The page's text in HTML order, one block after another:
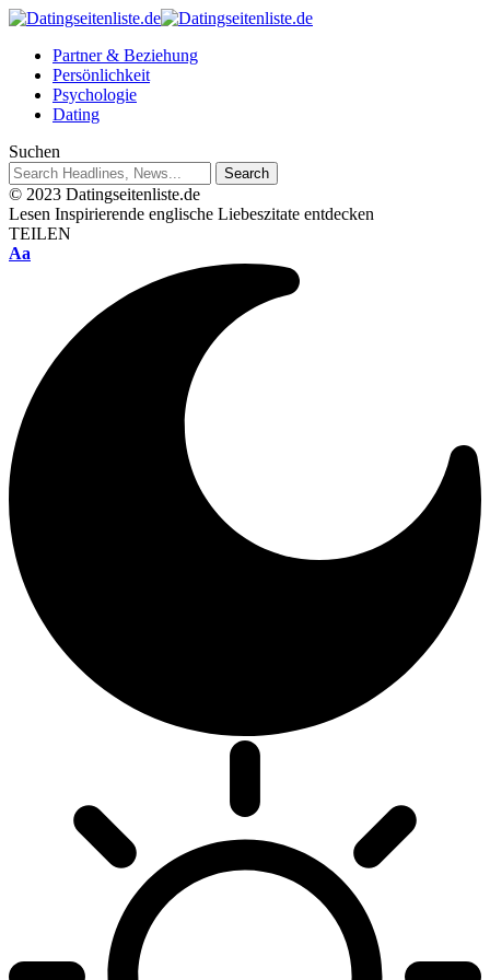
Partner & Beziehung
Persönlichkeit
Psychologie
Dating
Suchen
© 2023 Datingseitenliste.de
Lesen Inspirierende englische Liebeszitate entdecken
TEILEN
Aa